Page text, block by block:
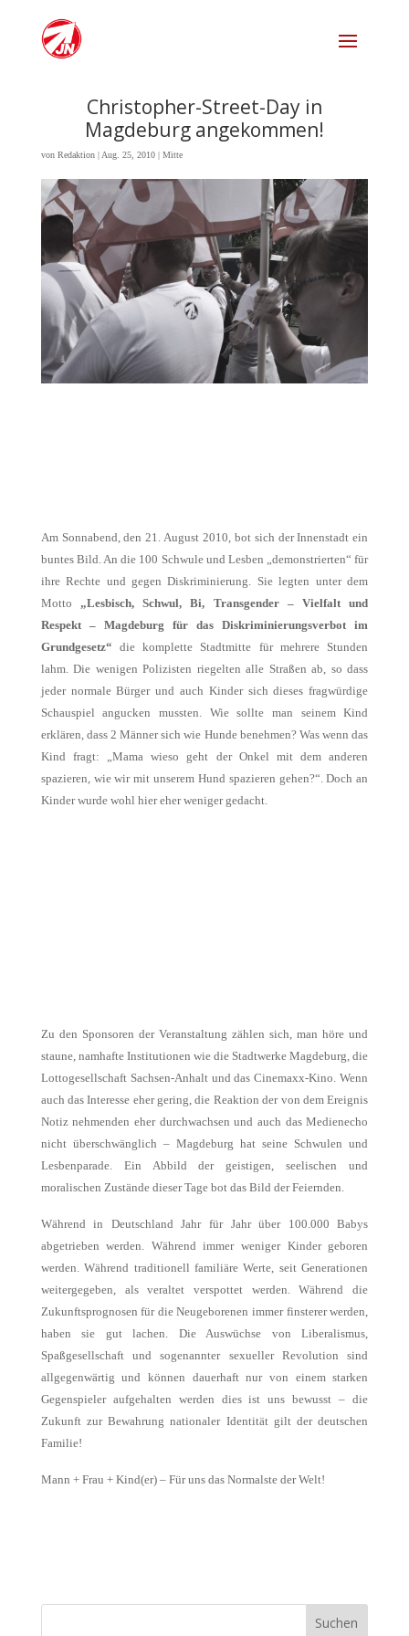
Christopher-Street-Day in
Magdeburg angekommen!
von Redaktion| Aug. 25, 2010| Mitte
Am Sonnabend, den 21. August 2010, bot sich der Innenstadt ein
buntes Bild. An die 100 Schwule und Lesben „demonstrierten“ für
ihre Rechte und gegen Diskriminierung. Sie legten unter dem
Motto „Lesbisch, Schwul, Bi, Transgender – Vielfalt und
Respekt – Magdeburg für das Diskriminierungsverbot im
Grundgesetz“ die komplette Stadtmitte für mehrere Stunden
lahm. Die wenigen Polizisten riegelten alle Straßen ab, so dass
jeder normale Bürger und auch Kinder sich dieses fragwürdige
Schauspiel angucken mussten. Wie sollte man seinem Kind
erklären, dass 2 Männer sich wie Hunde benehmen? Was wenn das
Kind fragt: „Mama wieso geht der Onkel mit dem anderen
spazieren, wie wir mit unserem Hund spazieren gehen?“. Doch an
Kinder wurde wohl hier eher weniger gedacht.
Zu den Sponsoren der Veranstaltung zählen sich, man höre und
staune, namhafte Institutionen wie die Stadtwerke Magdeburg, die
Lottogesellschaft Sachsen-Anhalt und das Cinemaxx-Kino. Wenn
auch das Interesse eher gering, die Reaktion der von dem Ereignis
Notiz nehmenden eher durchwachsen und auch das Medienecho
nicht überschwänglich – Magdeburg hat seine Schwulen und
Lesbenparade. Ein Abbild der geistigen, seelischen und
moralischen Zustände dieser Tage bot das Bild der Feiernden.
Während in Deutschland Jahr für Jahr über 100.000 Babys
abgetrieben werden. Während immer weniger Kinder geboren
werden. Während traditionell familiäre Werte, seit Generationen
weitergegeben, als veraltet verspottet werden. Während die
Zukunftsprognosen für die Neugeborenen immer finsterer werden,
haben sie gut lachen. Die Auswüchse von Liberalismus,
Spaßgesellschaft und sogenannter sexueller Revolution sind
allgegenwärtig und können dauerhaft nur von einem starken
Gegenspieler aufgehalten werden dies ist uns bewusst – die
Zukunft zur Bewahrung nationaler Identität gilt der deutschen
Familie!
Mann + Frau + Kind(er) – Für uns das Normalste der Welt!